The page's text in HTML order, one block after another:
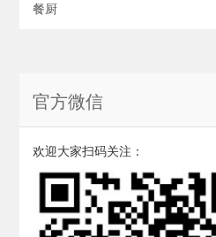
餐厨
官方微信
欢迎大家扫码关注：